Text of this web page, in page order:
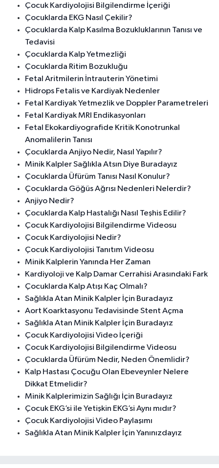
Çocuk Kardiyolojisi Bilgilendirme İçeriği
Çocuklarda EKG Nasıl Çekilir?
Çocuklarda Kalp Kasılma Bozukluklarının Tanısı ve
Tedavisi
Çocuklarda Kalp Yetmezliği
Çocuklarda Ritim Bozukluğu
Fetal Aritmilerin İntrauterin Yönetimi
Hidrops Fetalis ve Kardiyak Nedenler
Fetal Kardiyak Yetmezlik ve Doppler Parametreleri
Fetal Kardiyak MRI Endikasyonları
Fetal Ekokardiyografide Kritik Konotrunkal
Anomalilerin Tanısı
Çocuklarda Anjiyo Nedir, Nasıl Yapılır?
Minik Kalpler Sağlıkla Atsın Diye Buradayız
Çocuklarda Üfürüm Tanısı Nasıl Konulur?
Çocuklarda Göğüs Ağrısı Nedenleri Nelerdir?
Anjiyo Nedir?
Çocuklarda Kalp Hastalığı Nasıl Teşhis Edilir?
Çocuk Kardiyolojisi Bilgilendirme Videosu
Çocuk Kardiyolojisi Nedir?
Çocuk Kardiyolojisi Tanıtım Videosu
Minik Kalplerin Yanında Her Zaman
Kardiyoloji ve Kalp Damar Cerrahisi Arasındaki Fark
Çocuklarda Kalp Atışı Kaç Olmalı?
Sağlıkla Atan Minik Kalpler İçin Buradayız
Aort Koarktasyonu Tedavisinde Stent Açma
Sağlıkla Atan Minik Kalpler İçin Buradayız
Çocuk Kardiyolojisi Video İçeriği
Çocuk Kardiyolojisi Bilgilendirme Videosu
Çocuklarda Üfürüm Nedir, Neden Önemlidir?
Kalp Hastası Çocuğu Olan Ebeveynler Nelere
Dikkat Etmelidir?
Minik Kalplerimizin Sağlığı İçin Buradayız
Çocuk EKG’si ile Yetişkin EKG’si Aynı mıdır?
Çocuk Kardiyolojisi Video Paylaşımı
Sağlıkla Atan Minik Kalpler İçin Yanınızdayız